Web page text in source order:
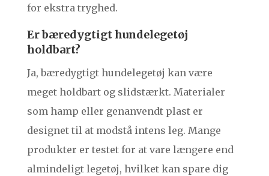
for ekstra tryghed.
Er bæredygtigt hundelegetøj
holdbart?
Ja, bæredygtigt hundelegetøj kan være
meget holdbart og slidstærkt. Materialer
som hamp eller genanvendt plast er
designet til at modstå intens leg. Mange
produkter er testet for at vare længere end
almindeligt legetøj, hvilket kan spare dig